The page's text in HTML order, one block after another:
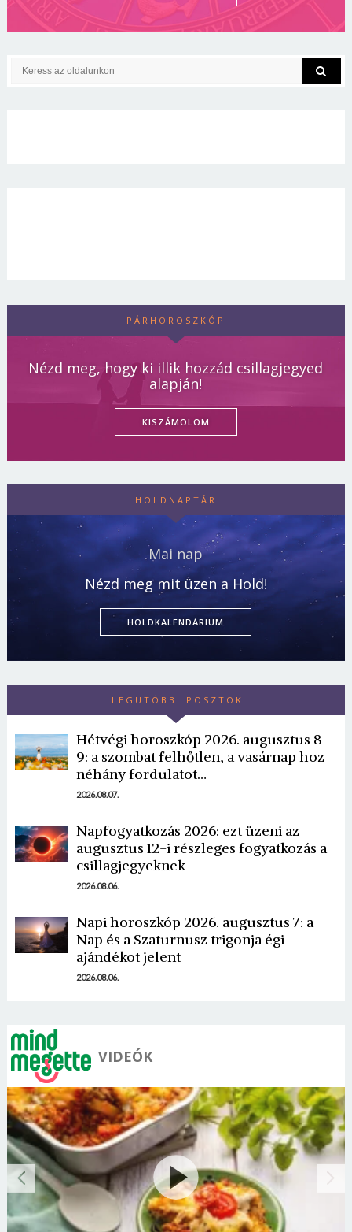
PÁRHOROSZKÓP
Nézd meg, hogy ki illik hozzád csillagjegyed
alapján!
KISZÁMOLOM
HOLDNAPTÁR
Mai nap
Nézd meg mit üzen a Hold!
HOLDKALENDÁRIUM
LEGUTÓBBI POSZTOK
Hétvégi horoszkóp 2026. augusztus 8-
9: a szombat felhőtlen, a vasárnap hoz
néhány fordulatot…
2026.08.07.
Napfogyatkozás 2026: ezt üzeni az
augusztus 12-i részleges fogyatkozás a
csillagjegyeknek
2026.08.06.
Napi horoszkóp 2026. augusztus 7: a
Nap és a Szaturnusz trigonja égi
ajándékot jelent
2026.08.06.
VIDEÓK